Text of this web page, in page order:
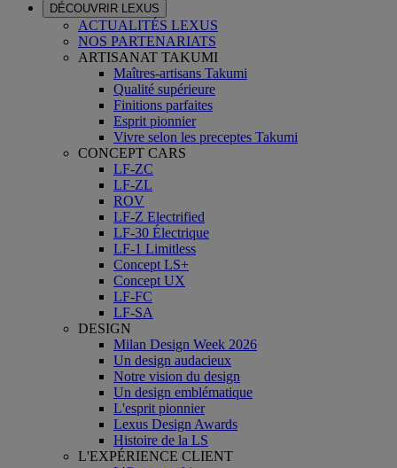
DÉCOUVRIR LEXUS
ACTUALITÉS LEXUS
NOS PARTENARIATS
ARTISANAT TAKUMI
Maîtres-artisans Takumi
Qualité supérieure
Finitions parfaites
Esprit pionnier
Vivre selon les preceptes Takumi
CONCEPT CARS
LF-ZC
LF-ZL
ROV
LF-Z Electrified
LF-30 Électrique
LF-1 Limitless
Concept LS+
Concept UX
LF-FC
LF-SA
DESIGN
Milan Design Week 2026
Un design audacieux
Notre vision du design
Un design emblématique
L'esprit pionnier
Lexus Design Awards
Histoire de la LS
L'EXPÉRIENCE CLIENT